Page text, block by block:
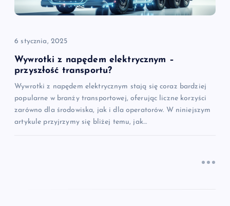
p
s
u
6 stycznia, 2025
Wywrotki z napędem elektrycznym –
przyszłość transportu?
Wywrotki z napędem elektrycznym stają się coraz bardziej
popularne w branży transportowej, oferując liczne korzyści
zarówno dla środowiska, jak i dla operatorów. W niniejszym
artykule przyjrzymy się bliżej temu, jak…